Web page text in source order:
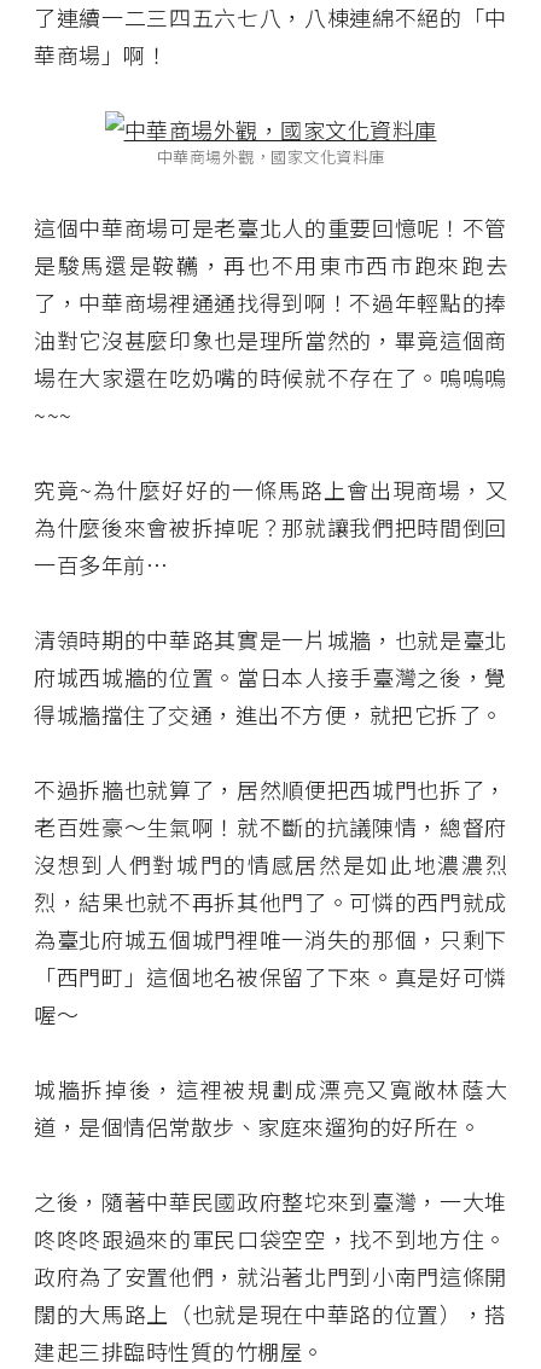
了連續一二三四五六七八，八棟連綿不絕的「中
華商場」啊！
中華商場外觀，國家文化資料庫
這個中華商場可是老臺北人的重要回憶呢！不管
是駿馬還是鞍韉，再也不用東市西市跑來跑去
了，中華商場裡通通找得到啊！不過年輕點的捧
油對它沒甚麼印象也是理所當然的，畢竟這個商
場在大家還在吃奶嘴的時候就不存在了。嗚嗚嗚
~~~
究竟~為什麼好好的一條馬路上會出現商場，又
為什麼後來會被拆掉呢？那就讓我們把時間倒回
一百多年前…
清領時期的中華路其實是一片城牆，也就是臺北
府城西城牆的位置。當日本人接手臺灣之後，覺
得城牆擋住了交通，進出不方便，就把它拆了。
不過拆牆也就算了，居然順便把西城門也拆了，
老百姓豪～生氣啊！就不斷的抗議陳情，總督府
沒想到人們對城門的情感居然是如此地濃濃烈
烈，結果也就不再拆其他門了。可憐的西門就成
為臺北府城五個城門裡唯一消失的那個，只剩下
「西門町」這個地名被保留了下來。真是好可憐
喔～
城牆拆掉後，這裡被規劃成漂亮又寬敞林蔭大
道，是個情侶常散步、家庭來遛狗的好所在。
之後，隨著中華民國政府整坨來到臺灣，一大堆
咚咚咚跟過來的軍民口袋空空，找不到地方住。
政府為了安置他們，就沿著北門到小南門這條開
闊的大馬路上（也就是現在中華路的位置），搭
建起三排臨時性質的竹棚屋。